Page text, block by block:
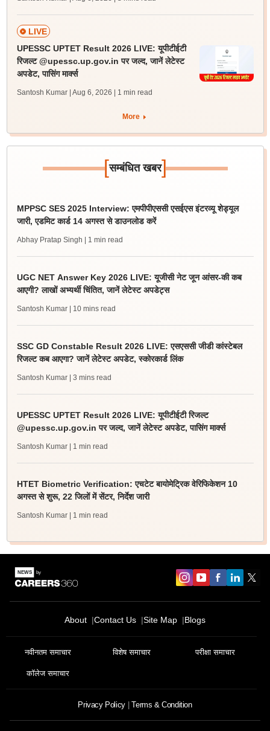
LIVE
UPESSC UPTET Result 2026 LIVE: यूपीटीईटी
रिजल्ट @upessc.up.gov.in पर जल्द, जानें लेटेस्ट
अपडेट, पासिंग मार्क्स
Santosh Kumar | Aug 6, 2026 | 1 min read
More
[सम्बंधित खबर]
MPPSC SES 2025 Interview: एमपीपीएससी एसईएस इंटरव्यू शेड्यूल
जारी, एडमिट कार्ड 14 अगस्त से डाउनलोड करें
Abhay Pratap Singh | 1 min read
UGC NET Answer Key 2026 LIVE: यूजीसी नेट जून आंसर-की कब
आएगी? लाखों अभ्यर्थी चिंतित, जानें लेटेस्ट अपडेट्स
Santosh Kumar | 10 mins read
SSC GD Constable Result 2026 LIVE: एसएससी जीडी कांस्टेबल
रिजल्ट कब आएगा? जानें लेटेस्ट अपडेट, स्कोरकार्ड लिंक
Santosh Kumar | 3 mins read
UPESSC UPTET Result 2026 LIVE: यूपीटीईटी रिजल्ट
@upessc.up.gov.in पर जल्द, जानें लेटेस्ट अपडेट, पासिंग मार्क्स
Santosh Kumar | 1 min read
HTET Biometric Verification: एचटेट बायोमेट्रिक वेरिफिकेशन 10
अगस्त से शुरू, 22 जिलों में सेंटर, निर्देश जारी
Santosh Kumar | 1 min read
About Contact Us Site Map Blogs
नवीनतम समाचार विशेष समाचार परीक्षा समाचार
कॉलेज समाचार
Privacy Policy Terms & Condition